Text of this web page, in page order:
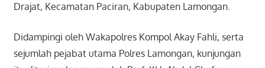
Drajat, Kecamatan Paciran, Kabupaten Lamongan.
Didampingi oleh Wakapolres Kompol Akay Fahli, serta
sejumlah pejabat utama Polres Lamongan, kunjungan